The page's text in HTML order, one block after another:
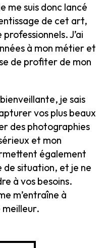
me suis donc lancé
de cet art,
J’ai
à mon métier et
de profiter de mon
je sais
vos plus beaux
des photographies
et mon
également
situation, et je ne
à vos besoins.
m’entraîne à
meilleur.